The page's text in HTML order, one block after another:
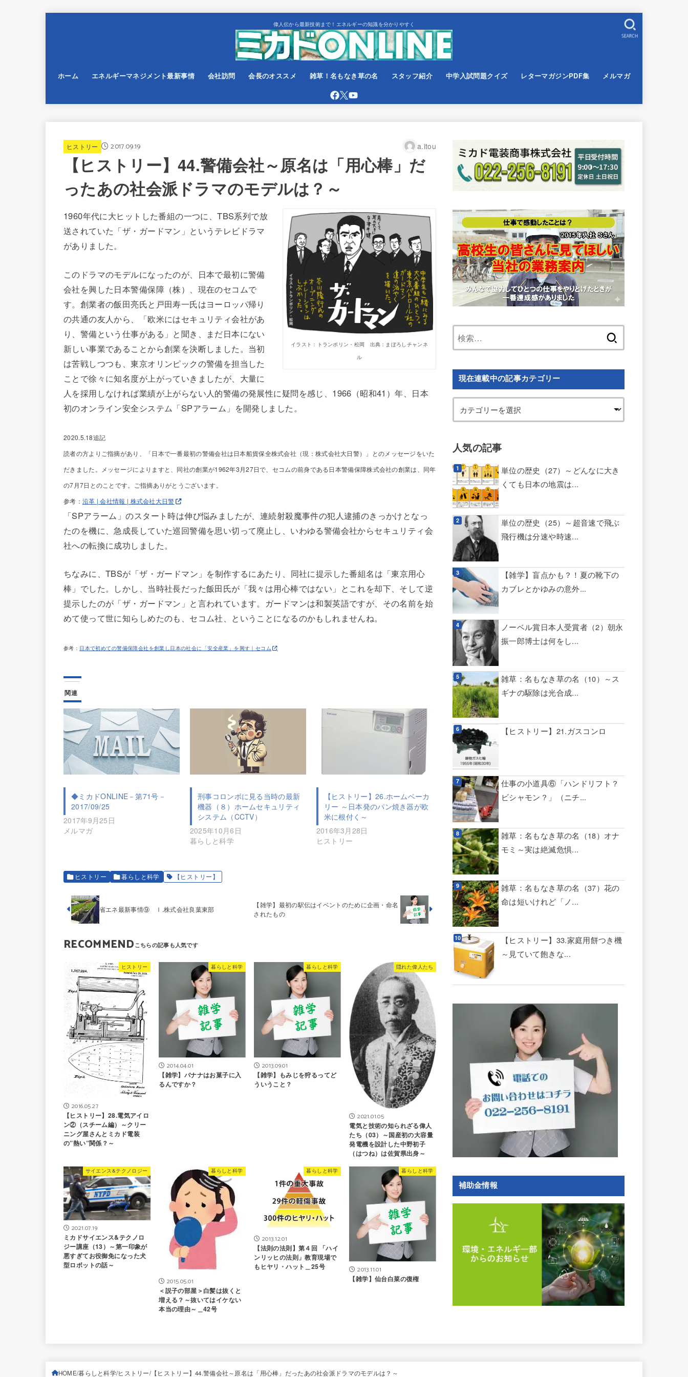
偉人伝から最新技術まで！エネルギーの知識を分かりやすく
ホーム エネルギーマネジメント最新事情 会社訪問 会長のオススメ 雑草！名もなき草の名 スタッフ紹介 中学入試問題クイズ レターマガジンPDF集 メルマガ
SEARCH
ヒストリー 2017.09.19 a.itou
【ヒストリー】44.警備会社～原名は「用心棒」だ
ったあの社会派ドラマのモデルは？～
イラスト：トランポリン・松岡 出典：まぼろしチャンネ
ル
1960年代に大ヒットした番組の一つに、TBS系列で放
送されていた「ザ・ガードマン」というテレビドラマ
がありました。
このドラマのモデルになったのが、日本で最初に警備
会社を興した日本警備保障（株）、現在のセコムで
す。創業者の飯田亮氏と戸田寿一氏はヨーロッパ帰り
の共通の友人から、「欧米にはセキュリティ会社があ
り、警備という仕事がある」と聞き、まだ日本にない
新しい事業であることから創業を決断しました。当初
は苦戦しつつも、東京オリンピックの警備を担当した
ことで徐々に知名度が上がっていきましたが、大量に
人を採用しなければ業績が上がらない人的警備の発展性に疑問を感じ、1966（昭和41）年、日本
初のオンライン安全システム「SPアラーム」を開発しました。
2020.5.18追記
読者の方よりご指摘があり、「日本で一番最初の警備会社は日本船貨保全株式会社（現：株式会社大日警）」とのメッセージをいた
だきました。メッセージによりますと、同社の創業が1962年3月27日で、セコムの前身である日本警備保障株式会社の創業は、同年
の7月7日とのことです。ご指摘ありがとうございます。
参考： 沿革 | 会社情報 | 株式会社大日警
「SPアラーム」のスタート時は伸び悩みましたが、連続射殺魔事件の犯人逮捕のきっかけとなっ
たのを機に、急成長していた巡回警備を思い切って廃止し、いわゆる警備会社からセキュリティ会
社への転換に成功しました。
ちなみに、TBSが「ザ・ガードマン」を制作するにあたり、同社に提示した番組名は「東京用心
棒」でした。しかし、当時社長だった飯田氏が「我々は用心棒ではない」とこれを却下、そして逆
提示したのが「ザ・ガードマン」と言われています。ガードマンは和製英語ですが、その名前を始
めて使って世に知らしめたのも、セコム社、ということになるのかもしれませんね。
参考： 日本で初めての警備保障会社を創業し日本の社会に「安全産業」を興す｜セコム
関連
◆ミカドONLINE－第71号－
2017/09/25
2017年9月25日
メルマガ
刑事コロンボに見る当時の最新
機器（８）ホームセキュリティ
システム（CCTV）
2025年10月6日
暮らしと科学
【ヒストリー】26.ホームベーカ
リー ～日本発のパン焼き器が欧
米に根付く～
2016年3月28日
ヒストリー
ヒストリー 暮らしと科学 【ヒストリー】
【雑学】最初の駅伝はイベントのために企画・命名
されたもの
省エネ最新事情⑨ Ⅰ.株式会社良葉東部
RECOMMEND
ヒストリー
2016.05.27
【ヒストリー】28.電気アイロ
ン②（スチーム編）～クリー
ニング屋さんとミカド電装
の”熱い”関係？～
暮らしと科学
2014.04.01
【雑学】バナナはお菓子に入
るんですか？
暮らしと科学
2013.09.01
【雑学】もみじを狩るってど
ういうこと？
隠れた偉人たち
2021.01.05
電気と技術の知られざる偉人
たち（03）～国産初の大容量
発電機を設計した中野初子
（はつね）は佐賀県出身～
サイエンス&テクノロジー
2021.07.19
ミカドサイエンス&テクノロ
ジー講座（13）～第一印象が
悪すぎてお役御免になった犬
型ロボットの話～
暮らしと科学
2015.05.01
＜説子の部屋＞白髪は抜くと
増える？～抜いてはイケない
本当の理由～＿42号
暮らしと科学
2013.12.01
【法則の法則】第４回 「ハイ
ンリッヒの法則」教育現場で
もヒヤリ・ハット＿25号
暮らしと科学
2013.11.01
【雑学】仙台白菜の復権
現在連載中の記事カテゴリー
人気の記事
単位の歴史（27）～どんなに大き
くても日本の地震は...
単位の歴史（25）～超音速で飛ぶ
飛行機は分速や時速...
【雑学】盲点かも？！夏の靴下の
カブレとかゆみの意外...
ノーベル賞日本人受賞者（2）朝永
振一郎博士は何をし...
雑草：名もなき草の名（10）～ス
ギナの駆除は光合成...
【ヒストリー】21.ガスコンロ
仕事の小道具⑥「ハンドリフト？
ビシャモン？」（ニチ...
雑草：名もなき草の名（18）オナ
モミ～実は絶滅危惧...
雑草：名もなき草の名（37）花の
命は短いけれど「ノ...
【ヒストリー】33.家庭用餅つき機
～見ていて飽きな...
補助金情報
HOME 暮らしと科学 ヒストリー 【ヒストリー】44.警備会社～原名は「用心棒」だったあの社会派ドラマのモデルは？～